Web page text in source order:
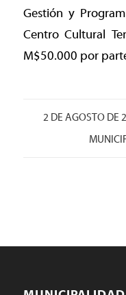
Gestión y
Centro Cultural
M$50.000 por
2 DE AGOSTO DE
/